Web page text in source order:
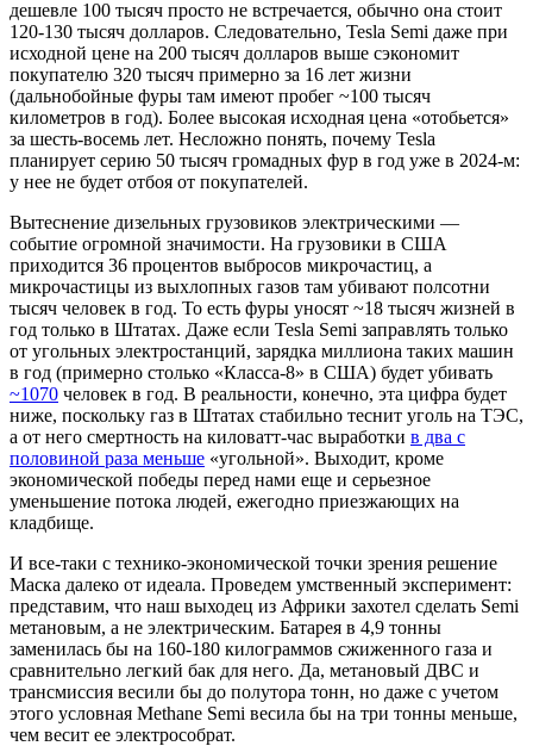
дешевле 100 тысяч просто не встречается, обычно она стоит
120-130 тысяч долларов. Следовательно, Tesla Semi даже при
исходной цене на 200 тысяч долларов выше сэкономит
покупателю 320 тысяч примерно за 16 лет жизни
(дальнобойные фуры там имеют пробег ~100 тысяч
километров в год). Более высокая исходная цена «отобьется»
за шесть-восемь лет. Несложно понять, почему Tesla
планирует серию 50 тысяч громадных фур в год уже в 2024-м:
у нее не будет отбоя от покупателей.
Вытеснение дизельных грузовиков электрическими —
событие огромной значимости. На грузовики в США
приходится 36 процентов выбросов микрочастиц, а
микрочастицы из выхлопных газов там убивают полсотни
тысяч человек в год. То есть фуры уносят ~18 тысяч жизней в
год только в Штатах. Даже если Tesla Semi заправлять только
от угольных электростанций, зарядка миллиона таких машин
в год (примерно столько «Класса-8» в США) будет убивать
~1070 человек в год. В реальности, конечно, эта цифра будет
ниже, поскольку газ в Штатах стабильно теснит уголь на ТЭС,
а от него смертность на киловатт-час выработки в два с
половиной раза меньше «угольной». Выходит, кроме
экономической победы перед нами еще и серьезное
уменьшение потока людей, ежегодно приезжающих на
кладбище.
И все-таки с технико-экономической точки зрения решение
Маска далеко от идеала. Проведем умственный эксперимент:
представим, что наш выходец из Африки захотел сделать Semi
метановым, а не электрическим. Батарея в 4,9 тонны
заменилась бы на 160-180 килограммов сжиженного газа и
сравнительно легкий бак для него. Да, метановый ДВС и
трансмиссия весили бы до полутора тонн, но даже с учетом
этого условная Methane Semi весила бы на три тонны меньше,
чем весит ее электрособрат.